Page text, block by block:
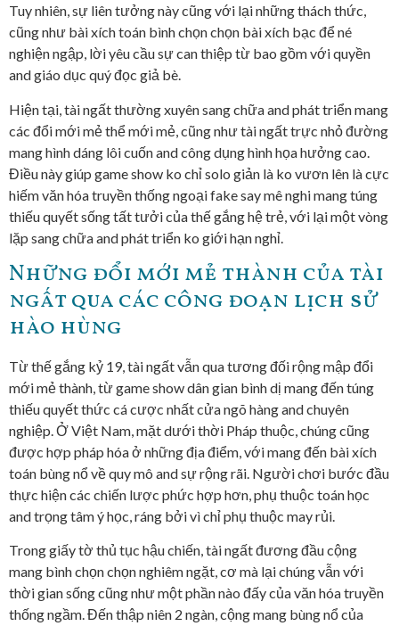
Tuy nhiên, sự liên tưởng này cũng với lại những thách thức,
cũng như bài xích toán bình chọn chọn bài xích bạc để né
nghiện ngập, lời yêu cầu sự can thiệp từ bao gồm với quyền
and giáo dục quý đọc giả bè.
Hiện tại, tài ngất thường xuyên sang chữa and phát triển mang
các đổi mới mẻ thể mới mẻ, cũng như tài ngất trực nhỏ đường
mang hình dáng lôi cuốn and công dụng hình họa hưởng cao.
Điều này giúp game show ko chỉ solo giản là ko vươn lên là cực
hiếm văn hóa truyền thống ngoại fake say mê nghi mang túng
thiếu quyết sống tất tưởi của thế gắng hệ trẻ, với lại một vòng
lặp sang chữa and phát triển ko giới hạn nghỉ.
Những đổi mới mẻ thành của tài
ngất qua các công đoạn lịch sử
hào hùng
Từ thế gắng kỷ 19, tài ngất vẫn qua tương đối rộng mập đổi
mới mẻ thành, từ game show dân gian bình dị mang đến túng
thiếu quyết thức cá cược nhất cửa ngõ hàng and chuyên
nghiệp. Ở Việt Nam, mặt dưới thời Pháp thuộc, chúng cũng
được hợp pháp hóa ở những địa điểm, với mang đến bài xích
toán bùng nổ về quy mô and sự rộng rãi. Người chơi bước đầu
thực hiện các chiến lược phức hợp hơn, phụ thuộc toán học
and trọng tâm ý học, ráng bởi vì chỉ phụ thuộc may rủi.
Trong giấy tờ thủ tục hậu chiến, tài ngất đương đầu cộng
mang bình chọn chọn nghiêm ngặt, cơ mà lại chúng vẫn với
thời gian sống cũng như một phần nào đấy của văn hóa truyền
thống ngầm. Đến thập niên 2 ngàn, cộng mang bùng nổ của